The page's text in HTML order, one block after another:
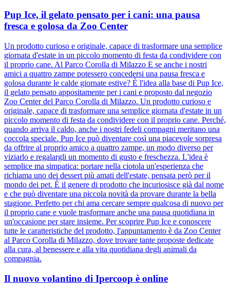
Pup Ice, il gelato pensato per i cani: una pausa
fresca e golosa da Zoo Center
Un prodotto curioso e originale, capace di trasformare una semplice
giornata d'estate in un piccolo momento di festa da condividere con
il proprio cane. Al Parco Corolla di Milazzo E se anche i nostri
amici a quattro zampe potessero concedersi una pausa fresca e
golosa durante le calde giornate estive? È l'idea alla base di Pup Ice,
il gelato pensato appositamente per i cani e proposto dal negozio
Zoo Center del Parco Corolla di Milazzo. Un prodotto curioso e
originale, capace di trasformare una semplice giornata d'estate in un
piccolo momento di festa da condividere con il proprio cane. Perché,
quando arriva il caldo, anche i nostri fedeli compagni meritano una
coccola speciale. Pup Ice può diventare così una piacevole sorpresa
da offrire al proprio amico a quattro zampe, un modo diverso per
viziarlo e regalargli un momento di gusto e freschezza. L'idea è
semplice ma simpatica: portare nella ciotola un'esperienza che
richiama uno dei dessert più amati dell'estate, pensata però per il
mondo dei pet. È il genere di prodotto che incuriosisce già dal nome
e che può diventare una piccola novità da provare durante la bella
stagione. Perfetto per chi ama cercare sempre qualcosa di nuovo per
il proprio cane e vuole trasformare anche una pausa quotidiana in
un'occasione per stare insieme. Per scoprire Pup Ice e conoscere
tutte le caratteristiche del prodotto, l'appuntamento è da Zoo Center
al Parco Corolla di Milazzo, dove trovare tante proposte dedicate
alla cura, al benessere e alla vita quotidiana degli animali da
compagnia.
Il nuovo volantino di Ipercoop è online